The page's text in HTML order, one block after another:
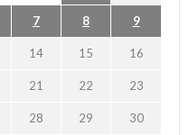
7 8 9
14 15 16
21 22 23
28 29 30